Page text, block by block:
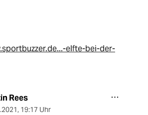
elfte-bei-der-
Rees
, 19:17 Uhr